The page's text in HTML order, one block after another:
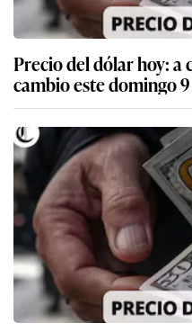
Precio del dólar hoy: a
cambio este domingo